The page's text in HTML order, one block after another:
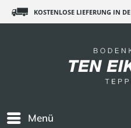
KOSTENLOSE LIEFERUNG IN DE
Menü